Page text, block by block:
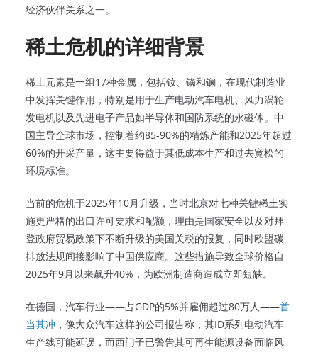
经济伙伴关系之一。
稀土危机的详细背景
稀土元素是一组17种金属，包括钕、镝和镧，在现代制造业
中发挥关键作用，特别是用于生产电动汽车电机、风力涡轮
发电机以及先进电子产品如半导体和国防系统的永磁体。中
国主导全球市场，控制着约85-90%的精炼产能和2025年超过
60%的开采产量，这主要得益于其低成本生产和过去宽松的
环境标准。
当前的危机于2025年10月升级，当时北京对七种关键稀土实
施更严格的出口许可要求和配额，理由是国家安全以及对拜
登政府贸易政策下不断升级的美国关税的报复，同时欧盟碳
排放法规间接影响了中国供应商。这些措施导致全球价格自
2025年9月以来飙升40%，为欧洲制造商造成立即短缺。
在德国，汽车行业——占GDP的5%并雇佣超过80万人——首
当其冲 ，像大众汽车这样的公司报告称，其ID系列电动汽车
生产线可能延误，而西门子已警告其可再生能源设备面临风